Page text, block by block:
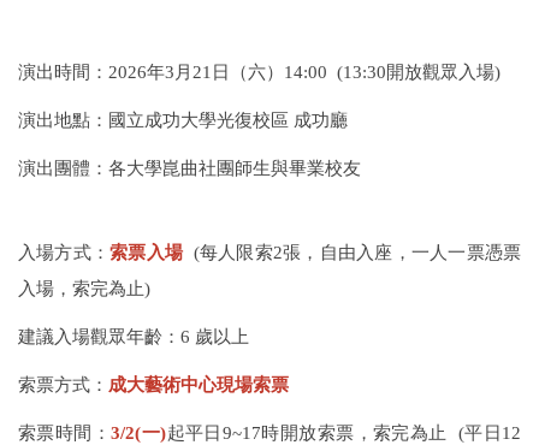
演出時間：2026年3月21日（六）14:00 (13:30開放觀眾入場)
演出地點：國立成功大學光復校區 成功廳
演出團體 ：各大學崑曲社團師生與畢業校友
入場方式：索票入場 (每人限索2張，⾃由入座，⼀⼈⼀票憑票
入場，索完為止)
建議入場觀眾年齡 ：6 歲以上
索票方式： 成大藝術中心現場索票
索票時間：3/2(一)起平日9~17時開放索票，索完為止 (平日12